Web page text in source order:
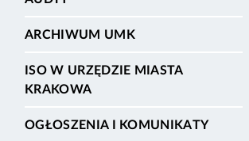
ARCHIWUM UMK
ISO W URZĘDZIE MIASTA
KRAKOWA
OGŁOSZENIA I KOMUNIKATY